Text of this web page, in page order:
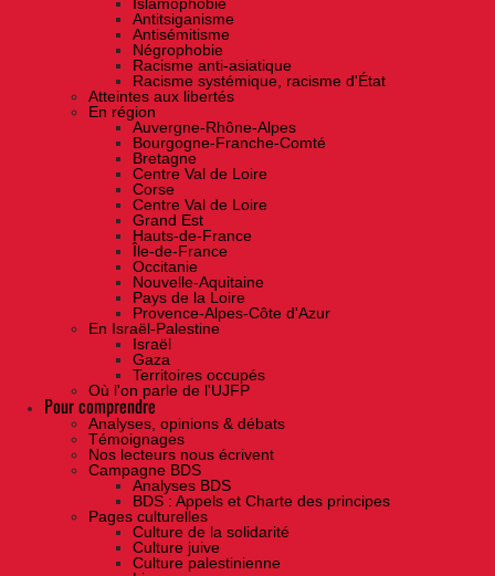
Antitsiganisme
Antisémitisme
Négrophobie
Racisme anti-asiatique
Racisme systémique, racisme d'État
Atteintes aux libertés
En région
Auvergne-Rhône-Alpes
Bourgogne-Franche-Comté
Bretagne
Centre Val de Loire
Corse
Centre Val de Loire
Grand Est
Hauts-de-France
Île-de-France
Occitanie
Nouvelle-Aquitaine
Pays de la Loire
Provence-Alpes-Côte d'Azur
En Israël-Palestine
Israël
Gaza
Territoires occupés
Où l'on parle de l'UJFP
Pour comprendre
Analyses, opinions & débats
Témoignages
Nos lecteurs nous écrivent
Campagne BDS
Analyses BDS
BDS : Appels et Charte des principes
Pages culturelles
Culture de la solidarité
Culture juive
Culture palestinienne